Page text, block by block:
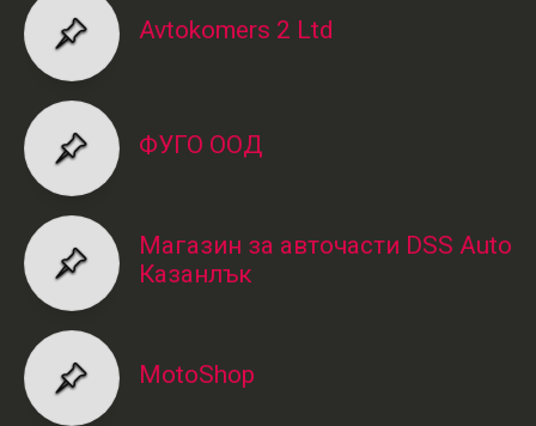
Avtokomers 2 Ltd
ФУГО ООД
Магазин за авточасти DSS Auto
Казанлък
MotoShop